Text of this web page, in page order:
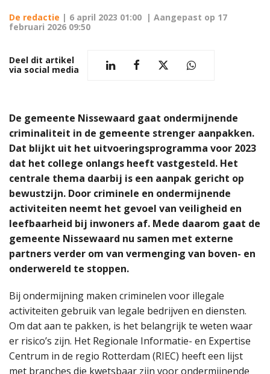
De redactie | 6 april 2023 01:00 | Aangepast op 17
februari 2026 09:50
Deel dit artikel
via social media
De gemeente Nissewaard gaat ondermijnende
criminaliteit in de gemeente strenger aanpakken.
Dat blijkt uit het uitvoeringsprogramma voor 2023
dat het college onlangs heeft vastgesteld. Het
centrale thema daarbij is een aanpak gericht op
bewustzijn. Door criminele en ondermijnende
activiteiten neemt het gevoel van veiligheid en
leefbaarheid bij inwoners af. Mede daarom gaat de
gemeente Nissewaard nu samen met externe
partners verder om van vermenging van boven- en
onderwereld te stoppen.
Bij ondermijning maken criminelen voor illegale
activiteiten gebruik van legale bedrijven en diensten.
Om dat aan te pakken, is het belangrijk te weten waar
er risico’s zijn. Het Regionale Informatie- en Expertise
Centrum in de regio Rotterdam (RIEC) heeft een lijst
met branches die kwetsbaar zijn voor ondermijnende